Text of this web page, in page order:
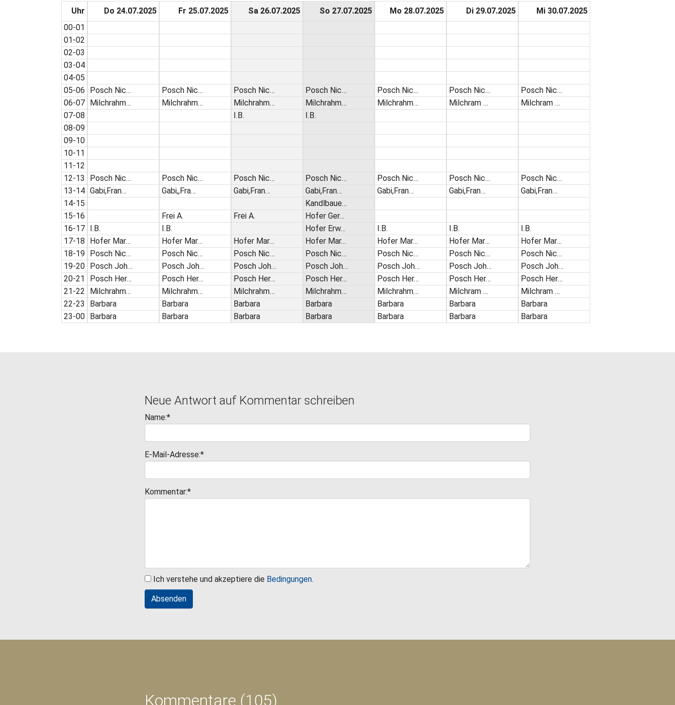
Uhr
00-01
01-02
02-03
03-04
04-05
05-06
06-07
07-08
08-09
09-10
10-11
11-12
12-13
13-14
14-15
15-16
16-17
17-18
18-19
19-20
20-21
21-22
22-23
23-00
Do 24.07.2025
Posch Nic…
Milchrahm…
Posch Nic…
Gabi,Fran…
I.B.
Hofer Mar…
Posch Nic…
Posch Joh…
Posch Her…
Milchrahm…
Barbara
Barbara
Fr 25.07.2025
Posch Nic…
Milchrahm…
Posch Nic…
Gabi,,Fra…
Frei A.
I.B.
Hofer Mar…
Posch Nic…
Posch Joh…
Posch Her…
Milchrahm…
Barbara
Barbara
Sa 26.07.2025
Posch Nic…
Milchrahm…
I.B.
Posch Nic…
Gabi,Fran…
Frei A.
Hofer Mar…
Posch Nic…
Posch Joh…
Posch Her…
Milchrahm…
Barbara
Barbara
So 27.07.2025
Posch Nic…
Milchrahm…
I.B.
Posch Nic…
Gabi,Fran…
Kandlbaue…
Hofer Ger…
Hofer Erw…
Hofer Mar…
Posch Nic…
Posch Joh…
Posch Her…
Milchrahm…
Barbara
Barbara
Mo 28.07.2025
Posch Nic…
Milchrahm…
Posch Nic…
Gabi,Fran…
I.B.
Hofer Mar…
Posch Nic…
Posch Joh…
Posch Her…
Milchrahm…
Barbara
Barbara
Di 29.07.2025
Posch Nic…
Milchram …
Posch Nic…
Gabi,Fran…
I.B.
Hofer Mar…
Posch Nic…
Posch Joh…
Posch Her…
Milchram …
Barbara
Barbara
Mi 30.07.2025
Posch Nic…
Milchram …
Posch Nic…
Gabi,Fran…
I.B.
Hofer Mar…
Posch Nic…
Posch Joh…
Posch Her…
Milchram …
Barbara
Barbara
Neue Antwort auf Kommentar schreiben
Name:*
E-Mail-Adresse:*
Kommentar:*
Ich verstehe und akzeptiere die Bedingungen.
Kommentare (105)